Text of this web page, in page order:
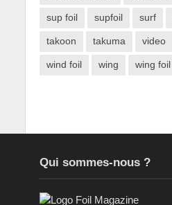
sup foil supfoil surf
takoon takuma video
wind foil wing wing foil
Qui sommes-nous ?